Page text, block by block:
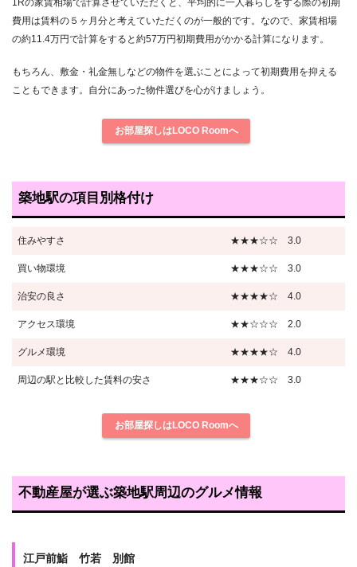
1Rの家賃相場で計算させていただくと、平均的に一人暮らしをする際の初期
費用は賃料の５ヶ月分と考えていただくのが一般的です。なので、家賃相場
の約11.4万円で計算をすると約57万円初期費用がかかる計算になります。
もちろん、敷金・礼金無しなどの物件を選ぶことによって初期費用を抑える
こともできます。自分にあった物件選びを心がけましょう。
お部屋探しはLOCO Roomへ
築地駅の項目別格付け
住みやすさ ★★★☆☆ 3.0
買い物環境 ★★★☆☆ 3.0
治安の良さ ★★★★☆ 4.0
アクセス環境 ★★☆☆☆ 2.0
グルメ環境 ★★★★☆ 4.0
周辺の駅と比較した賃料の安さ ★★★☆☆ 3.0
お部屋探しはLOCO Roomへ
不動産屋が選ぶ築地駅周辺のグルメ情報
江戸前鮨 竹若 別館